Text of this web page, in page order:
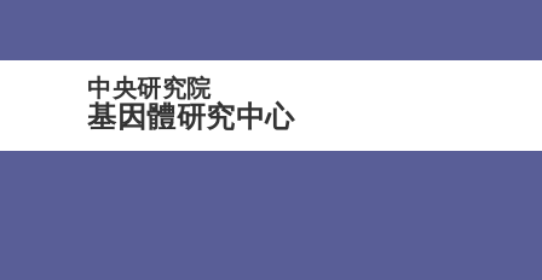
中央研究院
基因體研究中心